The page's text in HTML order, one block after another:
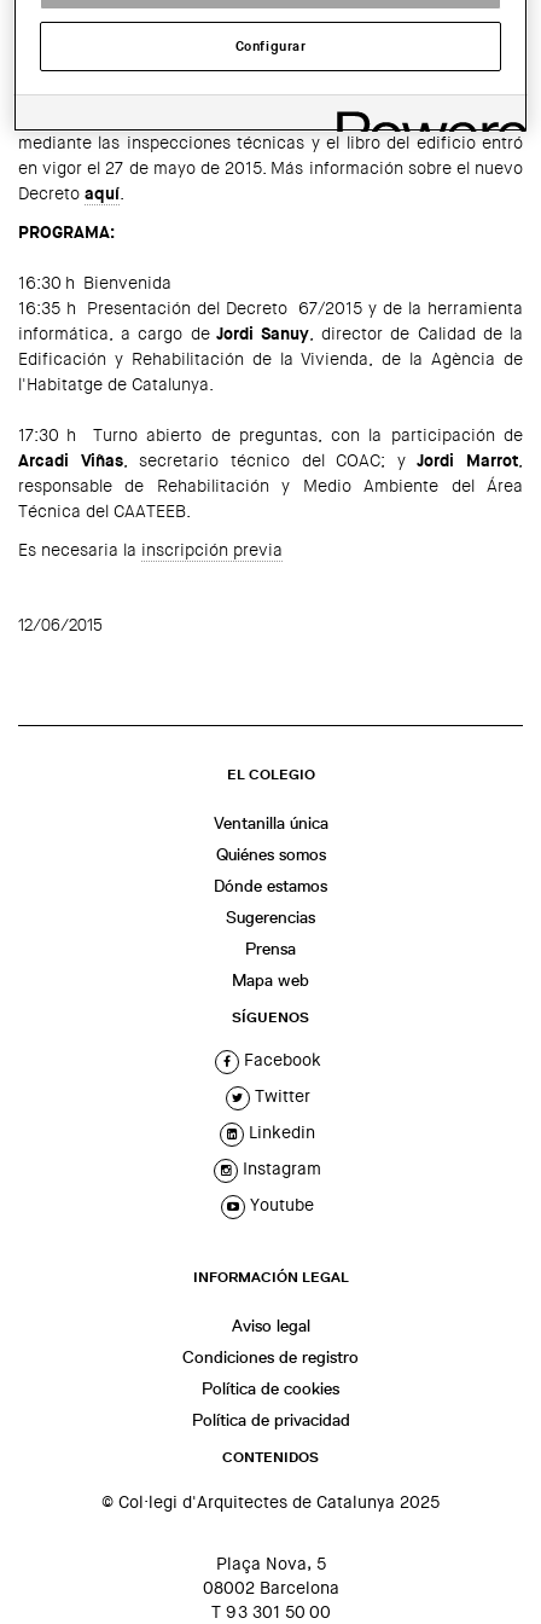
de la Generalitat de Catalunya. Seguidamente se abrirá un turno
El Decreto 67/2015 para el fomento del deber de conservación,
mantenimiento y rehabilitación de los edificios de viviendas
mediante las inspecciones técnicas y el libro del edificio entró
en vigor el 27 de mayo de 2015. Más información sobre el nuevo
Decreto aquí.
PROGRAMA:
16:30 h Bienvenida
16:35 h Presentación del Decreto 67/2015 y de la herramienta
informática, a cargo de Jordi Sanuy, director de Calidad de la
Edificación y Rehabilitación de la Vivienda, de la Agència de
l'Habitatge de Catalunya.
17:30 h Turno abierto de preguntas, con la participación de
Arcadi Viñas, secretario técnico del COAC; yJordi Marrot,
responsable de Rehabilitación y Medio Ambiente del Área
Técnica del CAATEEB.
Es necesaria la inscripción previa
12/06/2015
EL COLEGIO
Ventanilla única
Quiénes somos
Dónde estamos
Sugerencias
Prensa
Mapa web
SÍGUENOS
Facebook
Twitter
Linkedin
Instagram
Youtube
INFORMACIÓN LEGAL
Aviso legal
Condiciones de registro
Política de cookies
Política de privacidad
CONTENIDOS
© Col·legi d'Arquitectes de Catalunya 2025
Plaça Nova, 5
08002 Barcelona
T 93 301 50 00
Configurar